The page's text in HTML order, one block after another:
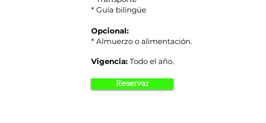
* Guía bilingüe
Opcional:
* Almuerzo o alimentación.
Vigencia: Todo el año.
Reservar